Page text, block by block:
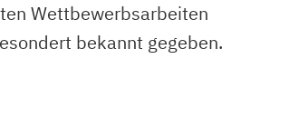
Wettbewerbsarbeiten
bekannt gegeben.